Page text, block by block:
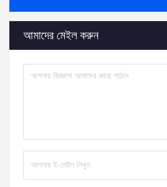
আমাদের মেইল করুন